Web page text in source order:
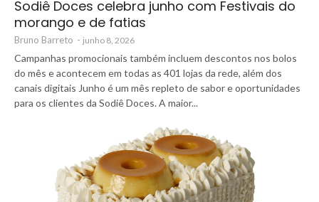
Sodiê Doces celebra junho com Festivais do
morango e de fatias
Bruno Barreto - junho 8, 2026
Campanhas promocionais também incluem descontos nos bolos
do mês e acontecem em todas as 401 lojas da rede, além dos
canais digitais Junho é um mês repleto de sabor e oportunidades
para os clientes da Sodiê Doces. A maior...